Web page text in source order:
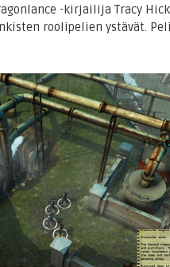
-kirjailija Tracy
roolipelien ystävät.